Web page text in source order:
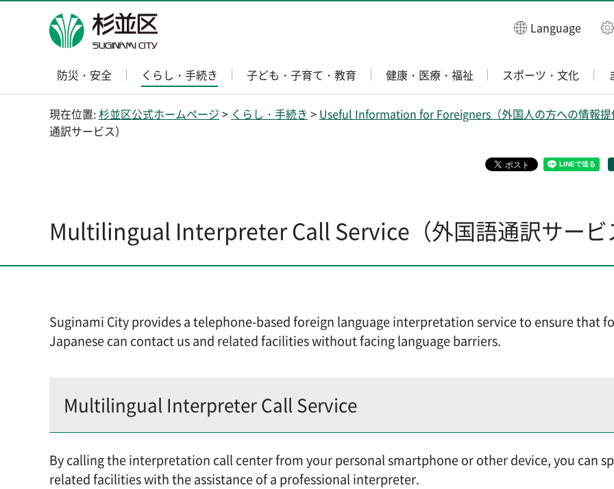
杉並区 Language
防災・安全 くらし・手続き 子ども・子育て・教育 健康・医療・福祉 スポーツ・文化
現在位置:杉並区公式ホームページ > くらし・手続き > Useful Information for Foreigners（外国人の方への情報提
通訳サービス）
Multilingual Interpreter Call Service（外国語通訳サービ
Suginami City provides a telephone-based foreign language interpretation service to ensure that
Japanese can contact us and related facilities without facing language barriers.
Multilingual Interpreter Call Service
By calling the interpretation call center from your personal smartphone or other device, you can
related facilities with the assistance of a professional interpreter.